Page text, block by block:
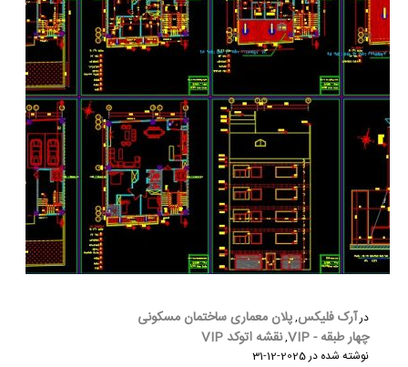
درآرک فلیکس,پلان معماری ساختمان مسکونی
چهار طبقه - VIP
,نقشه اتوکد VIP
نوشته شده در2025-12-31